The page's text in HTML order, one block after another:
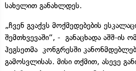
სახელით განახლდეს.
„ჩვენ გვაქვს მოქმედებების
შემთხვევაში“, - განაცხადა აშშ-ის
ჰეგსეთმა კონგრესში
გამოსვლისას. მისი თქმით, ასევე